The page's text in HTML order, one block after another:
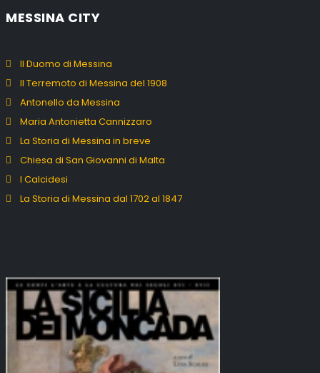
MESSINA CITY
Il Duomo di Messina
Il Terremoto di Messina del 1908
Antonello da Messina
Maria Antonietta Cannizzaro
La Storia di Messina in breve
Chiesa di San Giovanni di Malta
I Calcidesi
La Storia di Messina dal 1702 al 1847